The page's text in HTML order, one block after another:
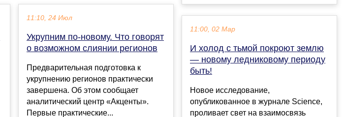
11:10, 24 Июл
Укрупним по-новому. Что говорят
о возможном слиянии регионов
Предварительная подготовка к
укрупнению регионов практически
завершена. Об этом сообщает
аналитический центр «Акценты».
Первые практические...
11:00, 02 Мар
И холод с тьмой покроют землю
— новому ледниковому периоду
быть!
Новое исследование,
опубликованное в журнале Science,
проливает свет на взаимосвязь